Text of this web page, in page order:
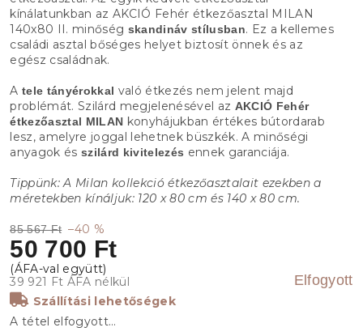
85 567 Ft –40 %
50 700 Ft
39 921 Ft ÁFA nélkül Elfogyott
Szállítási lehetőségek
A tétel elfogyott…
kínálatunkban az AKCIÓ Fehér étkezőasztal MILAN
140x80 II. minőség skandináv stílusban. Ez a kellemes
családi asztal bőséges helyet biztosít önnek és az
egész családnak.
A tele tányérokkal való étkezés nem jelent majd
problémát. Szilárd megjelenésével az AKCIÓ Fehér
étkezőasztal MILAN konyhájukban értékes bútordarab
lesz, amelyre joggal lehetnek büszkék. A minőségi
anyagok és szilárd kivitelezés ennek garanciája.
Tippünk: A Milan kollekció étkezőasztalait ezekben a
méretekben kínáljuk: 120 x 80 cm és 140 x 80 cm.